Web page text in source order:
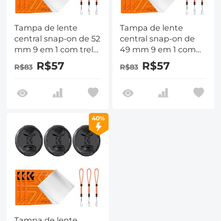
Tampa de lente
central snap-on de 52
mm 9 em 1 com trela
anti-perda
compatível com
Nikon, Canon, Sony,
R$83 R$57
Tampa de lente
central snap-on de
49 mm 9 em 1 com
trela anti-perda
compatível com
Nikon, Canon, Sony,
R$83 R$57
40%